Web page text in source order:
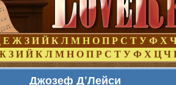
Е Ж З И Й К Л М Н О П Р С Т У Ф Х
З И Й К Л М Н О П Р С Т У Ф Х Ц Ч
Джозеф Д'Лейси